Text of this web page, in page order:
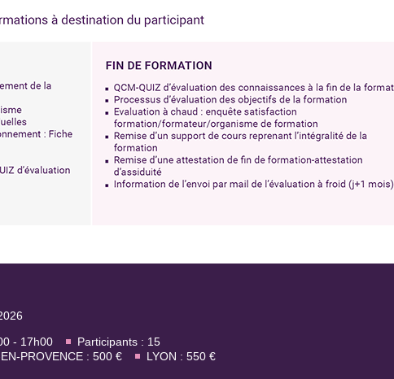
- 17h00
Participants : 15
PROVENCE : 500 € LYON : 550 €